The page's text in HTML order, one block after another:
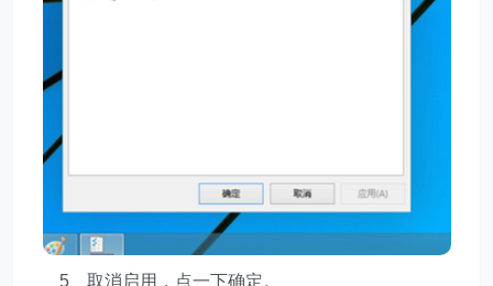
5、取消启用，点一下确定。